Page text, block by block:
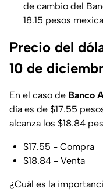
de cambio del
18.15 pesos
Precio del
10 de
En el caso de Banco
día es de $17.55
alcanza los $18.84
$17.55 - Compra
$18.84 - Venta
¿Cuál es la